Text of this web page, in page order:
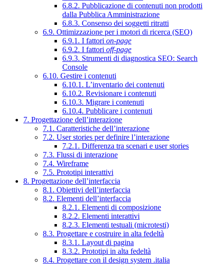
6.8.2. Pubblicazione di contenuti non prodotti
dalla Pubblica Amministrazione
6.8.3. Consenso dei soggetti ritratti
6.9. Ottimizzazione per i motori di ricerca (SEO)
6.9.1. I fattori on-page
6.9.2. I fattori off-page
6.9.3. Strumenti di diagnostica SEO: Search
Console
6.10. Gestire i contenuti
6.10.1. L’inventario dei contenuti
6.10.2. Revisionare i contenuti
6.10.3. Migrare i contenuti
6.10.4. Pubblicare i contenuti
7. Progettazione dell’interazione
7.1. Caratteristiche dell’interazione
7.2. User stories per definire l’interazione
7.2.1. Differenza tra scenari e user stories
7.3. Flussi di interazione
7.4. Wireframe
7.5. Prototipi interattivi
8. Progettazione dell’interfaccia
8.1. Obiettivi dell’interfaccia
8.2. Elementi dell’interfaccia
8.2.1. Elementi di composizione
8.2.2. Elementi interattivi
8.2.3. Elementi testuali (microtesti)
8.3. Progettare e costruire in alta fedeltà
8.3.1. Layout di pagina
8.3.2. Prototipi in alta fedeltà
8.4. Progettare con il design system .italia